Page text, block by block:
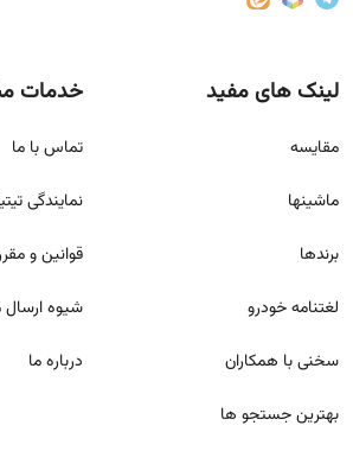
لینک های مفید
مقايسه
ماشینها
برندها
لغتنامه خودرو
سخنی با همکاران
بهترین جستجو ها
خدمات
تماس با ما
نمایندگی
قوانين و
شيوه
درباره ما